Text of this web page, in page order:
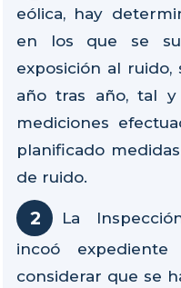
eólica, hay
en los que se
exposición al
año tras año, tal
mediciones
planificado
de ruido.
La
incoó
considerar que se